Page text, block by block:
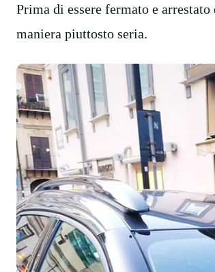
Prima di essere fermato e
maniera piuttosto seria.